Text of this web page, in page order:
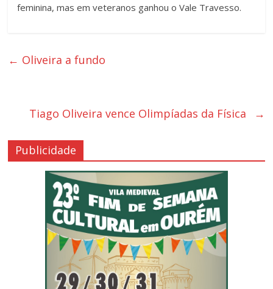
feminina, mas em veteranos ganhou o Vale Travesso.
← Oliveira a fundo
Tiago Oliveira vence Olimpíadas da Física →
Publicidade